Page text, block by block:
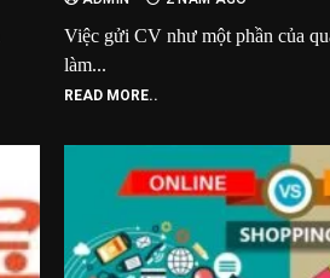
Việc gửi CV như một phần của
làm...
READ MORE..